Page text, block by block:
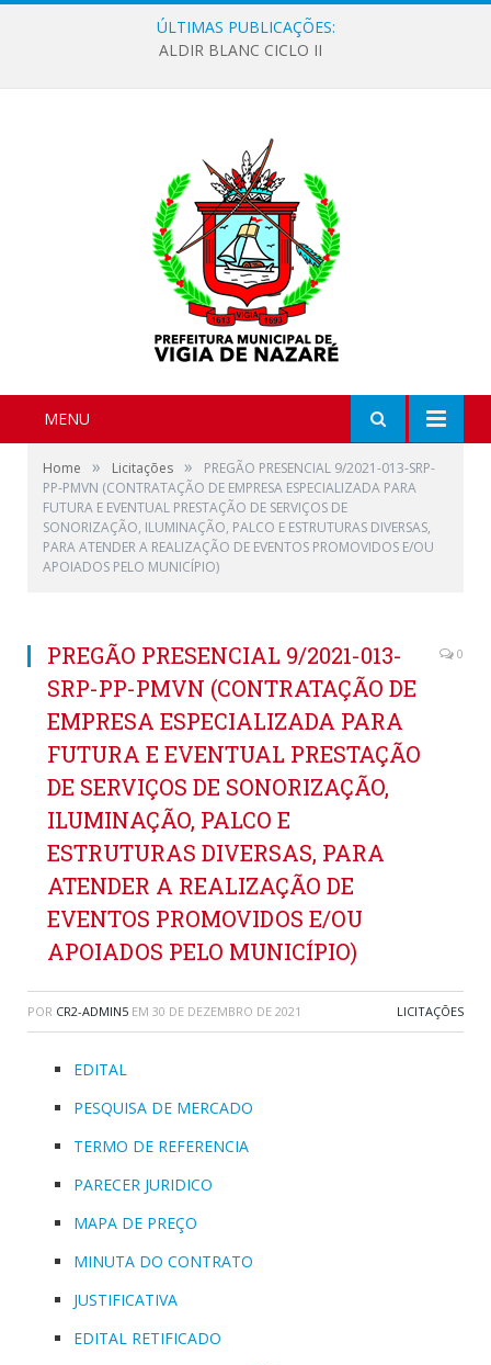
ÚLTIMAS PUBLICAÇÕES:
ALDIR BLANC CICLO II
MENU
Home » Licitações »
PREGÃO PRESENCIAL 9/2021-013-SRP-
PP-PMVN (CONTRATAÇÃO DE EMPRESA ESPECIALIZADA PARA
FUTURA E EVENTUAL PRESTAÇÃO DE SERVIÇOS DE
SONORIZAÇÃO, ILUMINAÇÃO, PALCO E ESTRUTURAS DIVERSAS,
PARA ATENDER A REALIZAÇÃO DE EVENTOS PROMOVIDOS E/OU
APOIADOS PELO MUNICÍPIO)
PREGÃO PRESENCIAL 9/2021-013-
SRP-PP-PMVN (CONTRATAÇÃO DE
EMPRESA ESPECIALIZADA PARA
FUTURA E EVENTUAL PRESTAÇÃO
DE SERVIÇOS DE SONORIZAÇÃO,
ILUMINAÇÃO, PALCO E
ESTRUTURAS DIVERSAS, PARA
ATENDER A REALIZAÇÃO DE
EVENTOS PROMOVIDOS E/OU
APOIADOS PELO MUNICÍPIO)
0
POR CR2-ADMIN5 EM 30 DE DEZEMBRO DE 2021 LICITAÇÕES
EDITAL
PESQUISA DE MERCADO
TERMO DE REFERENCIA
PARECER JURIDICO
MAPA DE PREÇO
MINUTA DO CONTRATO
JUSTIFICATIVA
EDITAL RETIFICADO